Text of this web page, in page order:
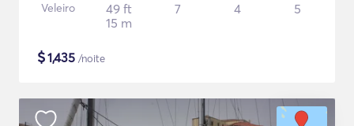
Veleiro
49 ft
15 m
7 4 5
$1,435 /noite